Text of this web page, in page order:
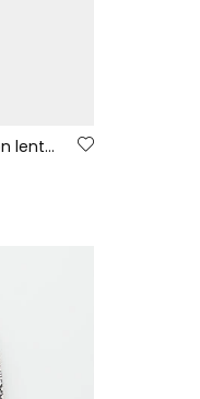
Camiseta punto niña amarilla con lentejuelas smiley